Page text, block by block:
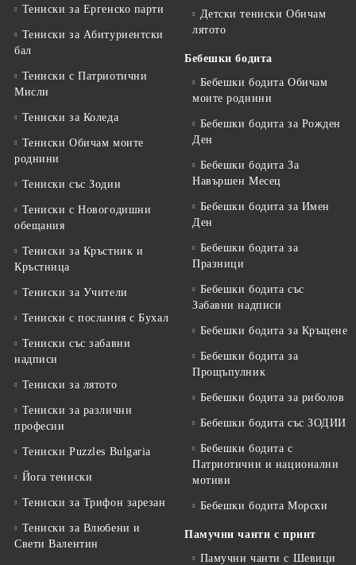
Тениски за Eргенско парти
Тениски за Aбитуриентски
бал
Тениски с Патриотични
Мисли
Тениски за Коледа
Тениски Обичам моите
роднини
Тениски със Зодии
Тениски с Новогодишни
обещания
Тениски за Кръстник и
Кръстница
Тениски за Учители
Тениски с послания с Бухал
Тениски със забавни
надписи
Тениски за лятото
Тениски за различни
професии
Тениски Puzzles Bulgaria
Йога тениски
Тениски за Трифон зарезан
Тениски за Влюбени и
Свети Валентин
Детски тениски Обичам
лятото
Бебешки бодита
Бебешки бодита Обичам
моите роднини
Бебешки бодита за Рожден
Ден
Бебешки бодита За
Навършен Месец
Бебешки бодита за Имен
Ден
Бебешки бодита за
Празници
Бебешки бодита със
Забавни надписи
Бебешки бодита за Кръщене
Бебешки бодита за
Прощъпулник
Бебешки бодита за риболов
Бебешки бодита със ЗОДИИ
Бебешки бодита с
Патриотични и национални
мотиви
Бебешки бодита Морски
Памучни чанти с принт
Памучни чанти с Шевици